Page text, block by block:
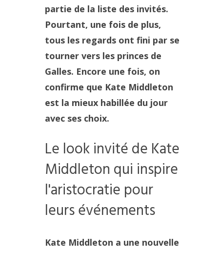
partie de la liste des invités.
Pourtant, une fois de plus,
tous les regards ont fini par se
tourner vers les princes de
Galles. Encore une fois, on
confirme que Kate Middleton
est la mieux habillée du jour
avec ses choix.
Le look invité de Kate
Middleton qui inspire
l'aristocratie pour
leurs événements
Kate Middleton a une nouvelle